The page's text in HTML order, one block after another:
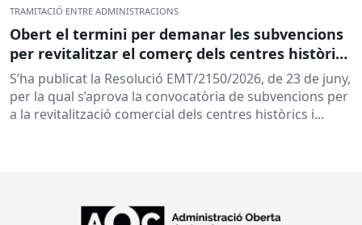
TRAMITACIÓ ENTRE ADMINISTRACIONS
Obert el termini per demanar les subvencions
per revitalitzar el comerç dels centres històrics
i eixos comercials de Catalunya
S’ha publicat la Resolució EMT/2150/2026, de 23 de juny,
per la qual s’aprova la convocatòria de subvencions per
a la revitalització comercial dels centres històrics i...